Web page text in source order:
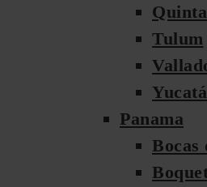
Tulum
Panama
Bocas